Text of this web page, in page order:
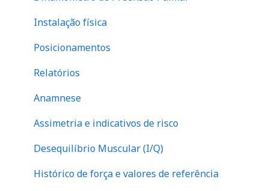
Instalação física
Posicionamentos
Relatórios
Anamnese
Assimetria e indicativos de risco
Desequilíbrio Muscular (I/Q)
Histórico de força e valores de referência